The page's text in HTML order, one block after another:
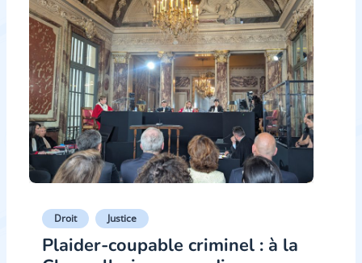
Droit Justice
Plaider-coupable criminel : à la